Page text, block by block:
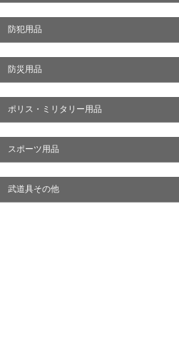
防犯用品
防災用品
ポリス・ミリタリー用品
スポーツ用品
武道具その他